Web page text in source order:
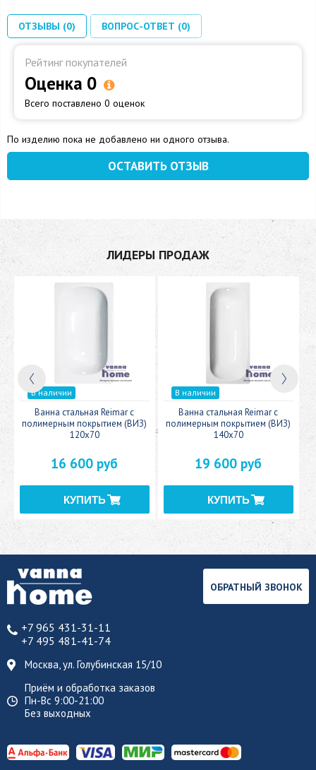
ОТЗЫВЫ (0) ВОПРОС-ОТВЕТ (0)
Рейтинг покупателей
Оценка 0
Всего поставлено 0 оценок
По изделию пока не добавлено ни одного отзыва.
ОСТАВИТЬ ОТЗЫВ
ЛИДЕРЫ ПРОДАЖ
В наличии
Ванна стальная Reimar с
полимерным покрытием (ВИЗ)
120x70
16 600 руб
В наличии
Ванна стальная Reimar с
полимерным покрытием (ВИЗ)
140x70
19 600 руб
+7 965 431-31-11
+7 495 481-41-74
Москва, ул. Голубинская 15/10
Приём и обработка заказов
Пн-Вс 9:00-21:00
Без выходных
ОБРАТНЫЙ ЗВОНОК